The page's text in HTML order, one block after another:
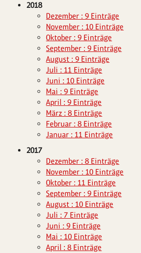
2018
Dezember : 9 Einträge
November : 10 Einträge
Oktober : 9 Einträge
September : 9 Einträge
August : 9 Einträge
Juli : 11 Einträge
Juni : 10 Einträge
Mai : 9 Einträge
April : 9 Einträge
März : 8 Einträge
Februar : 8 Einträge
Januar : 11 Einträge
2017
Dezember : 8 Einträge
November : 10 Einträge
Oktober : 11 Einträge
September : 9 Einträge
August : 10 Einträge
Juli : 7 Einträge
Juni : 9 Einträge
Mai : 10 Einträge
April : 8 Einträge